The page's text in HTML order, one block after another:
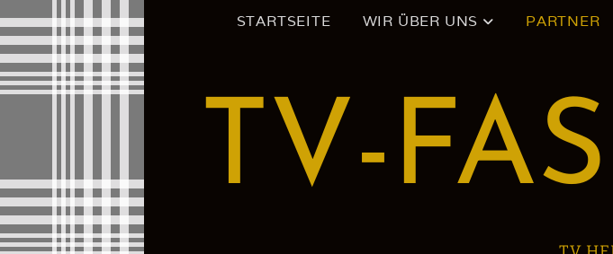
Inhalt
springen
STARTSEITE WIR ÜBER UNS PARTNER
TV-